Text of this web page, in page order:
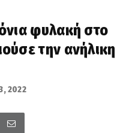
φυλακή στο
την ανήλικη
2022